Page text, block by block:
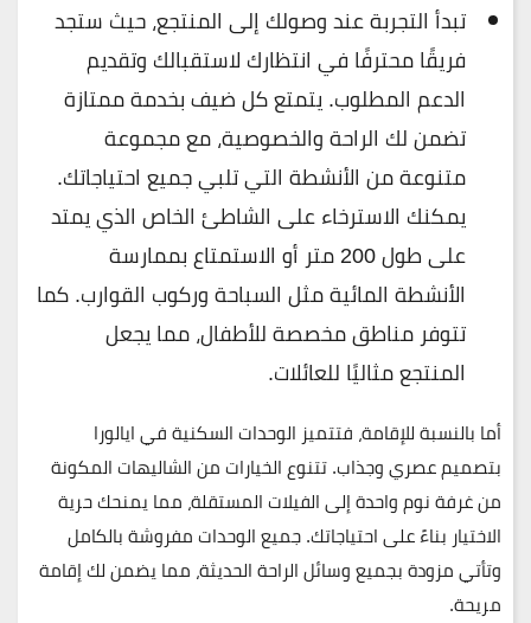
تبدأ التجربة عند وصولك إلى المنتجع، حيث ستجد
فريقًا محترفًا في انتظارك لاستقبالك وتقديم
الدعم المطلوب. يتمتع كل ضيف بخدمة ممتازة
تضمن لك الراحة والخصوصية، مع مجموعة
متنوعة من الأنشطة التي تلبي جميع احتياجاتك.
يمكنك الاسترخاء على الشاطئ الخاص الذي يمتد
على طول 200 متر أو الاستمتاع بممارسة
الأنشطة المائية مثل السباحة وركوب القوارب. كما
تتوفر مناطق مخصصة للأطفال، مما يجعل
المنتجع مثاليًا للعائلات.
أما بالنسبة للإقامة، فتتميز الوحدات السكنية في ايالورا
بتصميم عصري وجذاب. تتنوع الخيارات من الشاليهات المكونة
من غرفة نوم واحدة إلى الفيلات المستقلة، مما يمنحك حرية
الاختيار بناءً على احتياجاتك. جميع الوحدات مفروشة بالكامل
وتأتي مزودة بجميع وسائل الراحة الحديثة، مما يضمن لك إقامة
مريحة.